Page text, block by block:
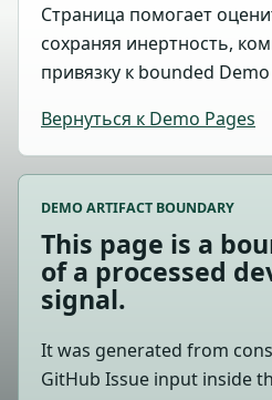
Страница помогает
сохраняя инертность,
привязку к bounded
Вернуться к Demo Pages
DEMO ARTIFACT BOUNDARY
This page is a
of a processed
signal.
It was generated from
GitHub Issue input inside